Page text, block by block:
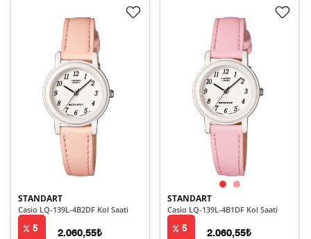
STANDART
Casio LQ-139L-4B2DF Kol Saati
5 2.060,55₺
STANDART
Casio LQ-139L-4B1DF Kol Saati
5 2.060,55₺